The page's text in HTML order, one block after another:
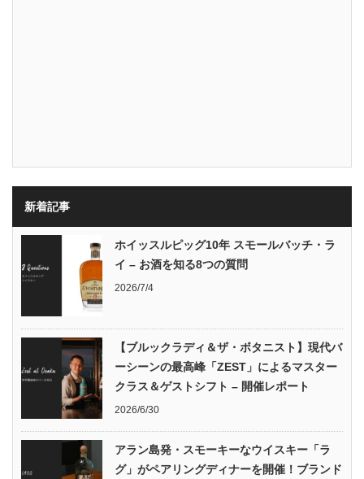
新着記事
ホイッスルピッグ10年 スモールバッチ・ラ
イ – お酒を知る8つの質問
2026/7/4
【ブルックラディ＆ザ・ボタニスト】現代バ
ーシーンの最高峰「ZEST」によるマスター
クラス＆ゲストシフト – 開催レポート
2026/6/30
アラン島発・スモーキーなウイスキー「ラ
グ」がペアリングディナーを開催！ブランド